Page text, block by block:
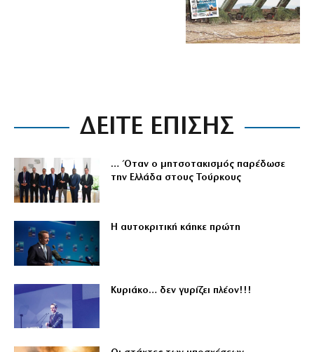
ΔΕΙΤΕ ΕΠΙΣΗΣ
… Όταν ο μητσοτακισμός παρέδωσε
την Ελλάδα στους Τούρκους
Η αυτοκριτική κάηκε πρώτη
Κυριάκο… δεν γυρίζει πλέον!!!